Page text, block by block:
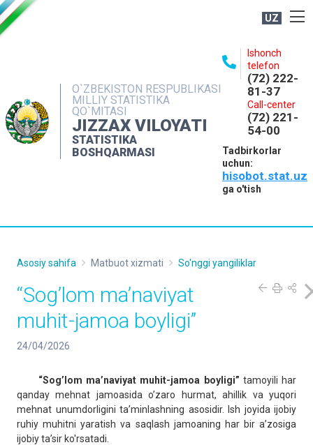
UZ
O`ZBEKISTON RESPUBLIKASI
MILLIY STATISTIKA
QO`MITASI
JIZZAX VILOYATI
STATISTIKA
BOSHQARMASI
Ishonch
telefon
(72) 222-
81-37
Call-center
(72) 221-
54-00
Tadbirkorlar
uchun:
hisobot.stat.uz
ga o'tish
NASHRLAR
INTERAKTIV XIZMATLAR
MATBUOT XIZMATI
Asosiy sahifa Matbuot xizmati So'nggi yangiliklar
“Sog’lom ma’naviyat
muhit-jamoa boyligi’’
24/04/2026
“Sog’lom ma’naviyat muhit-jamoa boyligi” tamoyili har
qanday mehnat jamoasida o’zaro hurmat, ahillik va yuqori
mehnat unumdorligini ta’minlashning asosidir. Ish joyida ijobiy
ruhiy muhitni yaratish va saqlash jamoaning har bir a’zosiga
ijobiy ta’sir ko'rsatadi.